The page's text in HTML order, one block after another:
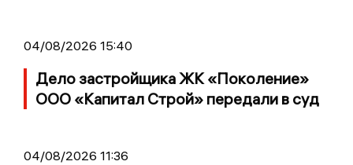
04/08/2026 15:40
Дело застройщика ЖК «Поколение»
ООО «Капитал Строй» передали в суд
04/08/2026 11:36